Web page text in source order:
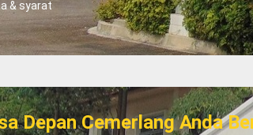
& syarat
Depan Cemerlang Anda